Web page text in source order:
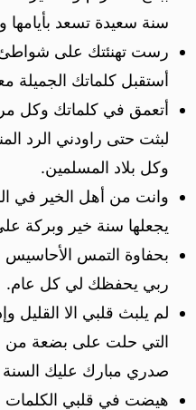
سنة سعيدة تسعد بأيامها
رست تهنئتك على شواطئ
أستقبل كلماتك الجميلة
أتعمق في كلماتك وكل
لبثت حتى راودني الرد
وكل بلاد المسلمين.
وانت من أهل الخير في
يجعلها سنة خير وبركة
بحفاوة التمس الأحاسيس
ربي يحفظك لي كل عام.
لم يلبث قلبي الا القليل
التي حلت على بضعة من
صدري مبارك عليك السنة
هيضت في قلبي الكلمات